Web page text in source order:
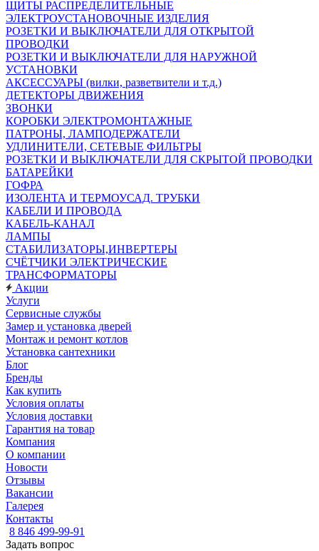
ЩИТЫ РАСПРЕДЕЛИТЕЛЬНЫЕ
ЭЛЕКТРОУСТАНОВОЧНЫЕ ИЗДЕЛИЯ
РОЗЕТКИ И ВЫКЛЮЧАТЕЛИ ДЛЯ ОТКРЫТОЙ
ПРОВОДКИ
РОЗЕТКИ И ВЫКЛЮЧАТЕЛИ ДЛЯ НАРУЖНОЙ
УСТАНОВКИ
АКСЕССУАРЫ (вилки, разветвители и т.д.)
ДЕТЕКТОРЫ ДВИЖЕНИЯ
ЗВОНКИ
КОРОБКИ ЭЛЕКТРОМОНТАЖНЫЕ
ПАТРОНЫ, ЛАМПОДЕРЖАТЕЛИ
УДЛИНИТЕЛИ, СЕТЕВЫЕ ФИЛЬТРЫ
РОЗЕТКИ И ВЫКЛЮЧАТЕЛИ ДЛЯ СКРЫТОЙ ПРОВОДКИ
БАТАРЕЙКИ
ГОФРА
ИЗОЛЕНТА И ТЕРМОУСАД. ТРУБКИ
КАБЕЛИ И ПРОВОДА
КАБЕЛЬ-КАНАЛ
ЛАМПЫ
СТАБИЛИЗАТОРЫ,ИНВЕРТЕРЫ
СЧЁТЧИКИ ЭЛЕКТРИЧЕСКИЕ
ТРАНСФОРМАТОРЫ
Акции
Услуги
Сервисные службы
Замер и установка дверей
Монтаж и ремонт котлов
Установка сантехники
Блог
Бренды
Как купить
Условия оплаты
Условия доставки
Гарантия на товар
Компания
О компании
Новости
Отзывы
Вакансии
Галерея
Контакты
8 846 499-99-91
Задать вопрос